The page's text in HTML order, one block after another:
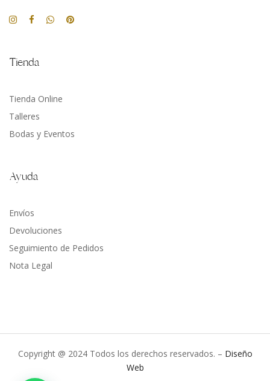
Tienda
Tienda Online
Talleres
Bodas y Eventos
Ayuda
Envíos
Devoluciones
Seguimiento de Pedidos
Nota Legal
Copyright @ 2024 Todos los derechos reservados. – Diseño
Web